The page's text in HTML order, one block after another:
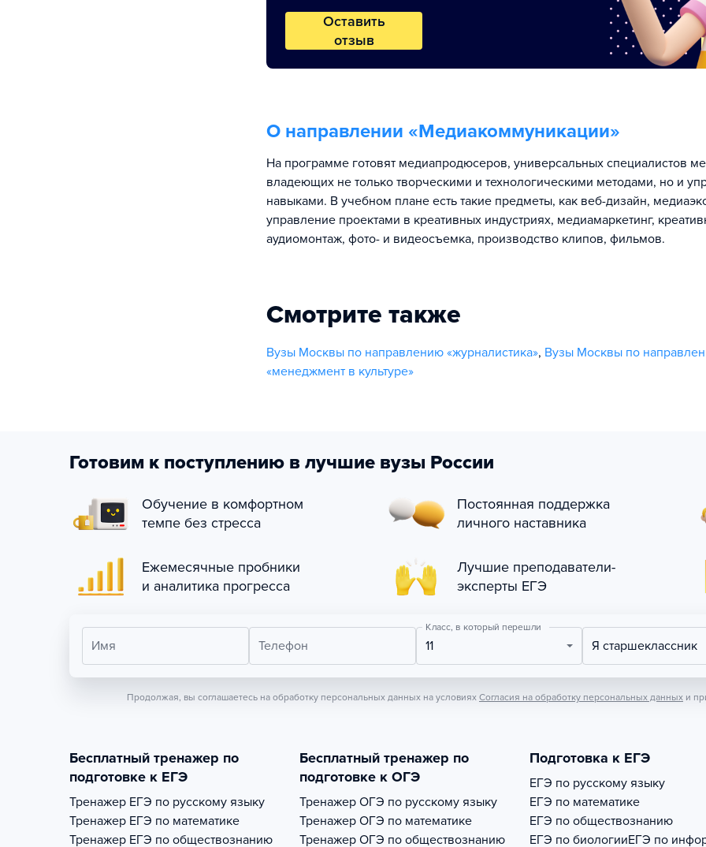
Оставить
отзыв
О направлении «Медиакоммуникации»
На программе готовят медиапродюсеров, универсальных специалистов
владеющих не только творческими и технологическими методами, но и
навыками. В учебном плане есть такие предметы, как веб-дизайн,
управление проектами в креативных индустриях, медиамаркетинг,
аудиомонтаж, фото- и видеосъемка, производство клипов, фильмов.
Смотрите также
Вузы Москвы по направлению «журналистика», Вузы Москвы по
«менеджмент в культуре»
Готовим к поступлению в лучшие вузы России
Обучение в комфортном
темпе без стресса
Постоянная поддержка
личного наставника
Ежемесячные пробники
и аналитика прогресса
Лучшие преподаватели-
эксперты ЕГЭ
Имя Телефон
Класс, в который перешли
11 Я старшеклассник
Продолжая, вы соглашаетесь на обработку персональных данных на условиях Согласия на обработку персональных данных и
Бесплатный тренажер по
подготовке к ЕГЭ
Тренажер ЕГЭ по русскому языку
Тренажер ЕГЭ по математике
Тренажер ЕГЭ по обществознанию
Бесплатный тренажер по
подготовке к ОГЭ
Тренажер ОГЭ по русскому языку
Тренажер ОГЭ по математике
Тренажер ОГЭ по обществознанию
Подготовка к ЕГЭ
ЕГЭ по русскому языку
ЕГЭ по математике
ЕГЭ по обществознанию
ЕГЭ по биологииЕГЭ по